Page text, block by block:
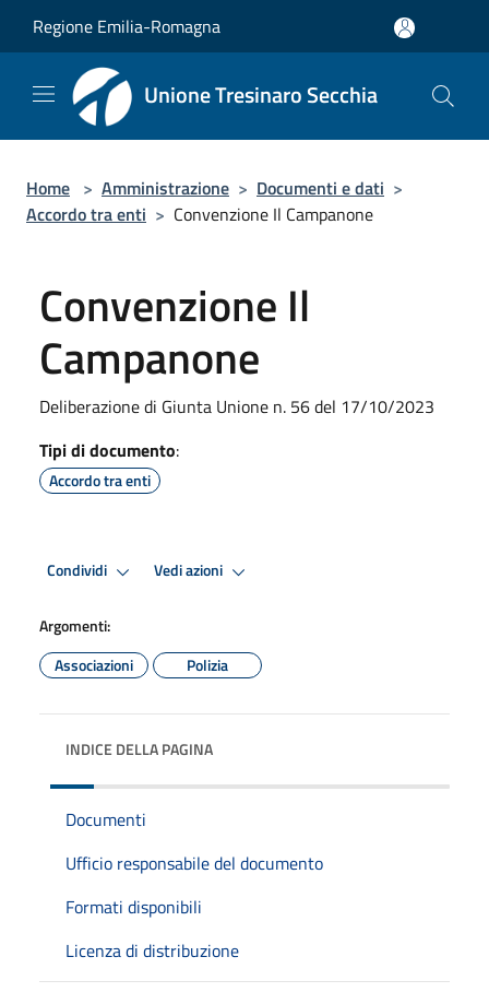
Regione Emilia-Romagna
Unione Tresinaro Secchia
Home > Amministrazione > Documenti e dati >
Accordo tra enti > Convenzione Il Campanone
Convenzione Il
Campanone
Deliberazione di Giunta Unione n. 56 del 17/10/2023
Tipi di documento:
Accordo tra enti
Condividi Vedi azioni
Argomenti:
Associazioni
Polizia
INDICE DELLA PAGINA
Documenti
Ufficio responsabile del documento
Formati disponibili
Licenza di distribuzione